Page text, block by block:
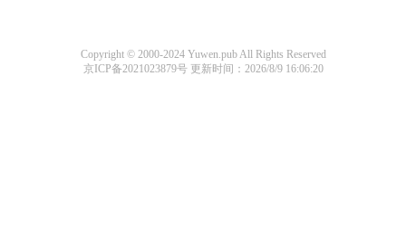
Copyright © 2000-2024 Yuwen.pub All Rights Reserved
京ICP备2021023879号更新时间：2026/8/9 16:06:20